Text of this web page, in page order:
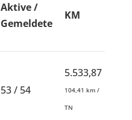
Aktive /
Gemeldete
KM
53 / 54
5.533,87
104,41 km /
TN